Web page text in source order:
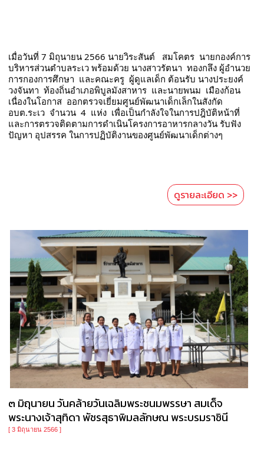
เมื่อวันที่ 7 มิถุนายน 2566 นายวิระสันต์   สมโคตร  นายกองค์การ
บริหารส่วนตำบลระเว พร้อมด้วย นางสาวรัตนา  ทองกลึง ผู้อำนวย
การกองการศึกษา  และคณะครู  ผู้ดูแลเด็ก ต้อนรับ นางประยงค์
วงจันทา  ท้องถิ่นอำเภอพิบูลมังสาหาร  และนายพนม  เมืองก้อน
เนื่องในโอกาส  ออกตรวจเยี่ยมศูนย์พัฒนาเด็กเล็กในสังกัด
อบต.ระเว  จำนวน  4  แห่ง  เพื่อเป็นกำลังใจในการปฎิบัติหน้าที่
และการตรวจติดตามการดำเนินโครงการอาหารกลางวัน รับฟัง
ปัญหา อุปสรรค ในการปฏิบัติงานของศูนย์พัฒนาเด็กต่างๆ
ดูรายละเอียด >>
๓ มิถุนายน วันคล้ายวันเฉลิมพระชนมพรรษา สมเด็จ
พระนางเจ้าสุทิดา พัชรสุธาพิมลลักษณ พระบรมราชินี
[ 3 มิถุนายน 2566 ]